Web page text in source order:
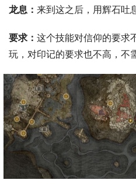
龙息： 来到这之后，用辉石吐息
要求： 这个技能对信仰的要求
玩，对印记的要求也不高，不